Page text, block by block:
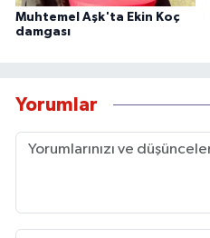
Muhtemel Aşk'ta Ekin Koç
damgası
Yorumlar